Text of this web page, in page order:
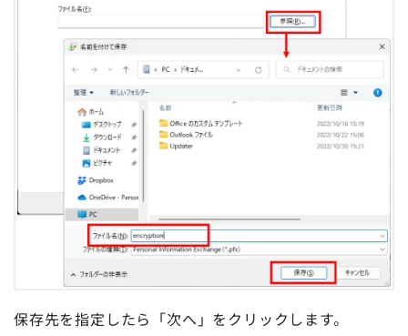
保存先を指定したら「次へ」をクリックします。